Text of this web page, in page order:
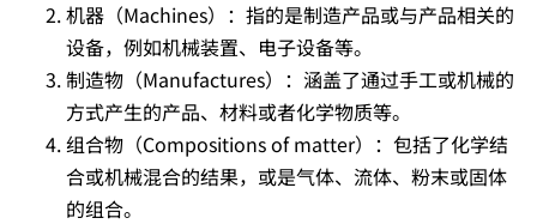
如
何
应
机器（Machines）：指的是制造产品或与产品相关的
设备，例如机械装置、电子设备等。
制造物（Manufactures）：涵盖了通过手工或机械的
方式产生的产品、材料或者化学物质等。
组合物（Compositions of matter）：包括了化学结
合或机械混合的结果，或是气体、流体、粉末或固体
的组合。